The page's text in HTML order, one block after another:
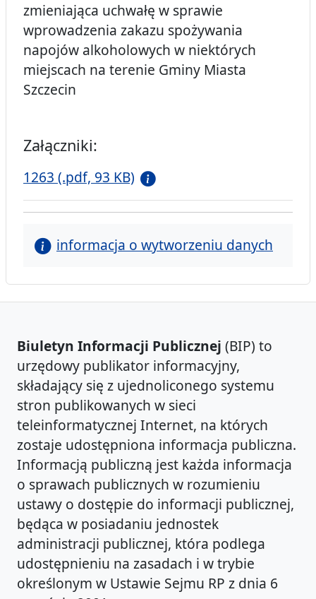
zmieniająca uchwałę w sprawie
wprowadzenia zakazu spożywania
napojów alkoholowych w niektórych
miejscach na terenie Gminy Miasta
Szczecin
Załączniki:
1263 (.pdf, 93 KB)
informacja o wytworzeniu danych
Biuletyn Informacji Publicznej (BIP) to
urzędowy publikator informacyjny,
składający się z ujednoliconego systemu
stron publikowanych w sieci
teleinformatycznej Internet, na których
zostaje udostępniona informacja publiczna.
Informacją publiczną jest każda informacja
o sprawach publicznych w rozumieniu
ustawy o dostępie do informacji publicznej,
będąca w posiadaniu jednostek
administracji publicznej, która podlega
udostępnieniu na zasadach i w trybie
określonym w Ustawie Sejmu RP z dnia 6